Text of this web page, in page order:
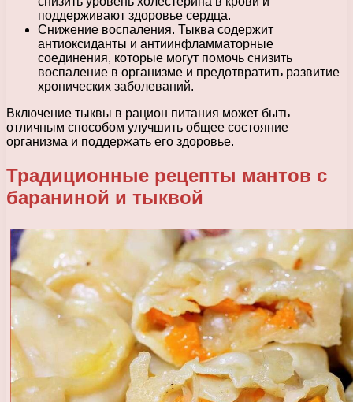
поддерживают здоровье сердца.
Снижение воспаления. Тыква содержит
антиоксиданты и антиинфламматорные
соединения, которые могут помочь снизить
воспаление в организме и предотвратить развитие
хронических заболеваний.
Включение тыквы в рацион питания может быть
отличным способом улучшить общее состояние
организма и поддержать его здоровье.
Традиционные рецепты мантов с
бараниной и тыквой